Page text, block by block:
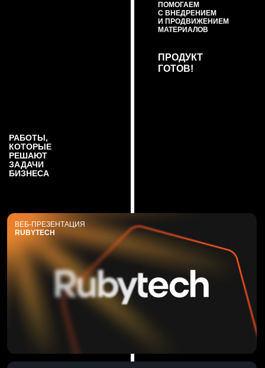
ПРОДУКТ
ГОТОВ!
ПОМОГАЕМ
С ВНЕДРЕНИЕМ
И ПРОДВИЖЕНИЕМ
МАТЕРИАЛОВ
РАБОТЫ,
КОТОРЫЕ
РЕШАЮТ
ЗАДАЧИ
БИЗНЕСА